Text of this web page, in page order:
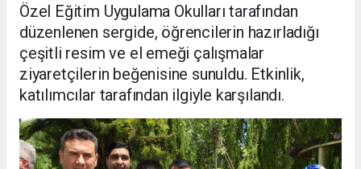
Özel Eğitim Uygulama Okulları tarafından
düzenlenen sergide, öğrencilerin hazırladığı
çeşitli resim ve el emeği çalışmalar
ziyaretçilerin beğenisine sunuldu. Etkinlik,
katılımcılar tarafından ilgiyle karşılandı.